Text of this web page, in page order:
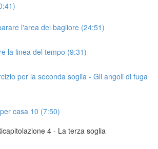
l'area del bagliore (24:51)
la linea del tempo (9:31)
per la seconda soglia - Gli angoli di fuga
casa 10 (7:50)
4 - La terza soglia